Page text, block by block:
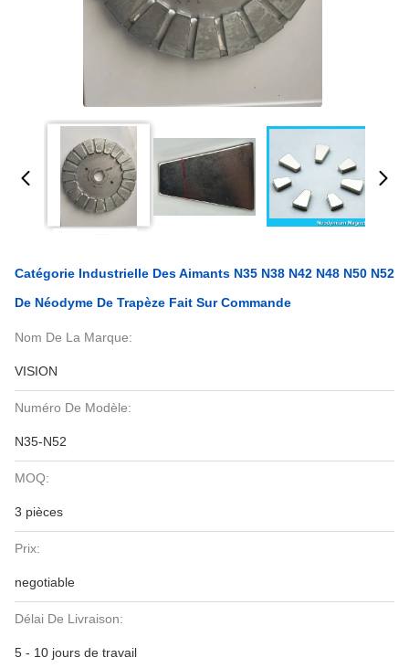
Catégorie Industrielle Des Aimants N35 N38 N42 N48 N50 N52
De Néodyme De Trapèze Fait Sur Commande
Nom De La Marque:
VISION
Numéro De Modèle:
N35-N52
MOQ:
3 pièces
Prix:
negotiable
Délai De Livraison:
5 - 10 jours de travail